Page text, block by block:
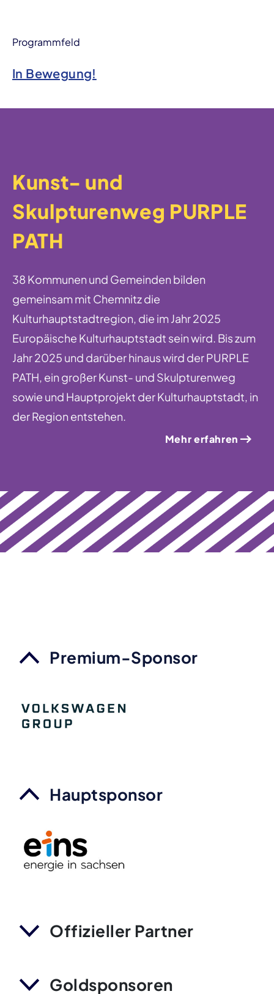
Programmfeld
In Bewegung!
Kunst- und
Skulpturenweg PURPLE
PATH
38 Kommunen und Gemeinden bilden
gemeinsam mit Chemnitz die
Kulturhauptstadtregion, die im Jahr 2025
Europäische Kulturhauptstadt sein wird. Bis zum
Jahr 2025 und darüber hinaus wird der PURPLE
PATH, ein großer Kunst- und Skulpturenweg
sowie und Hauptprojekt der Kulturhauptstadt, in
der Region entstehen.
Mehr erfahren
Premium-Sponsor
Hauptsponsor
Offizieller Partner
Goldsponsoren